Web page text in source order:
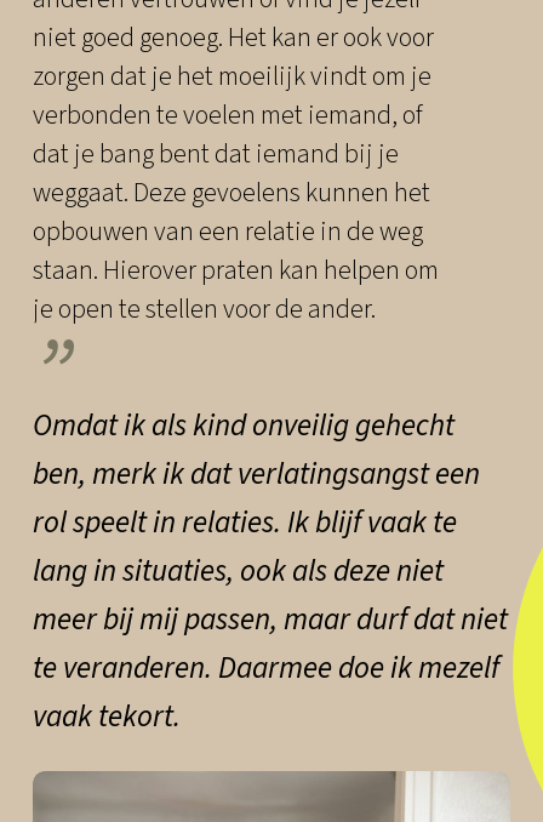
niet goed genoeg. Het kan er ook voor
zorgen dat je het moeilijk vindt om je
verbonden te voelen met iemand, of
dat je bang bent dat iemand bij je
weggaat. Deze gevoelens kunnen het
opbouwen van een relatie in de weg
staan. Hierover praten kan helpen om
je open te stellen voor de ander.
”
Omdat ik als kind onveilig gehecht
ben, merk ik dat verlatingsangst een
rol speelt in relaties. Ik blijf vaak te
lang in situaties, ook als deze niet
meer bij mij passen, maar durf dat niet
te veranderen. Daarmee doe ik mezelf
vaak tekort.